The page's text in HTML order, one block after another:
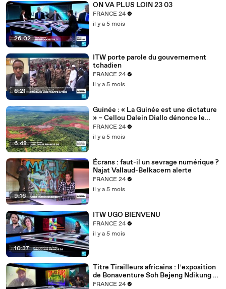
26:02
ON VA PLUS LOIN 23 03
FRANCE 24
il y a 5 mois
6:21
ITW porte parole du gouvernement
tchadien
FRANCE 24
il y a 5 mois
6:48
Guinée : « La Guinée est une dictature
» – Cellou Dalein Diallo dénonce le
régime Doumbouya
FRANCE 24
il y a 5 mois
9:16
Écrans : faut-il un sevrage numérique ?
Najat Vallaud-Belkacem alerte
FRANCE 24
il y a 5 mois
10:37
ITW UGO BIENVENU
FRANCE 24
il y a 5 mois
Titre Tirailleurs africains : l’exposition
de Bonaventure Soh Bejeng Ndikung à
Berlin
FRANCE 24